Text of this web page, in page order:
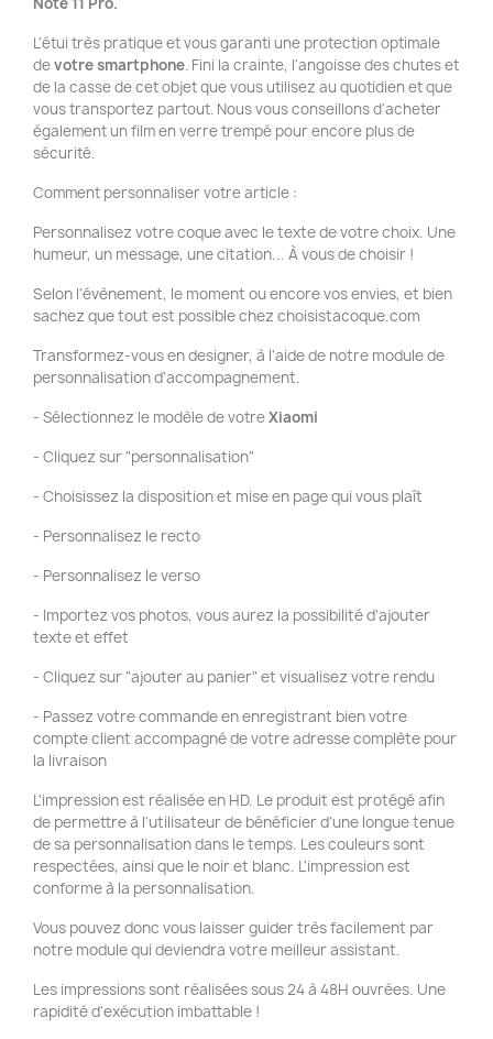
L'étui très pratique et vous garanti une protection optimale
devotre smartphone. Fini la crainte, l'angoisse des chutes et
de la casse de cet objet que vous utilisez au quotidien et que
vous transportez partout. Nous vous conseillons d'acheter
également un film en verre trempé pour encore plus de
sécurité.
Comment personnaliser votre article :
Personnalisez votre coque avec le texte de votre choix. Une
humeur, un message, une citation... À vous de choisir !
Selon l'évènement, le moment ou encore vos envies, et bien
sachez que tout est possible chez choisistacoque.com
Transformez-vous en designer, à l'aide de notre module de
personnalisation d'accompagnement.
- Sélectionnez le modèle de votreXiaomi
- Cliquez sur "personnalisation"
- Choisissez la disposition et mise en page qui vous plaît
- Personnalisez le recto
- Personnalisez le verso
- Importez vos photos, vous aurez la possibilité d'ajouter
texte et effet
- Cliquez sur "ajouter au panier" et visualisez votre rendu
- Passez votre commande en enregistrant bien votre
compte client accompagné de votre adresse complète pour
la livraison
L'impression est réalisée en HD. Le produit est protégé afin
de permettre à l'utilisateur de bénéficier d'une longue tenue
de sa personnalisation dans le temps. Les couleurs sont
respectées, ainsi que le noir et blanc. L'impression est
conforme à la personnalisation.
Vous pouvez donc vous laisser guider très facilement par
notre module qui deviendra votre meilleur assistant.
Les impressions sont réalisées sous 24 à 48H ouvrées. Une
rapidité d'exécution imbattable !